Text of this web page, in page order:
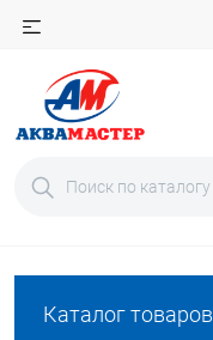
Каталог товаров